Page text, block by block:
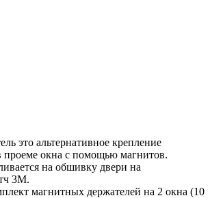
это альтернативное крепление
проеме окна с помощью магнитов.
на обшивку двери на
3М.
магнитных держателей на 2 окна (10